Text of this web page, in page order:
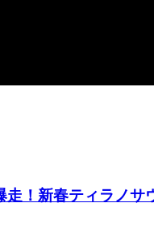
走！新春ティラノ